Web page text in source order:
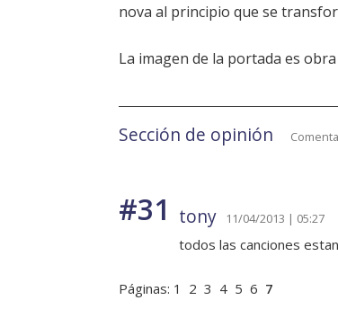
nova al principio que se
La imagen de la portada es
Sección de opinión
#31 tony 11/04/2013 | 05:27
todos las canciones
Páginas: 1 2 3 4 5 6 7